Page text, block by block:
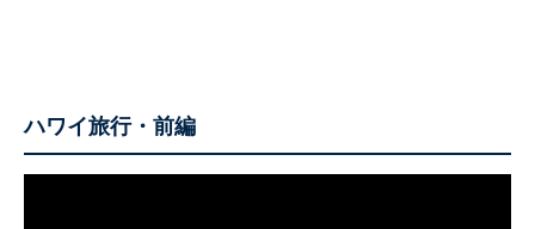
ハワイ旅行・前編